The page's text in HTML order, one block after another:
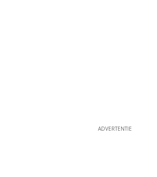
ADVERTENTIE